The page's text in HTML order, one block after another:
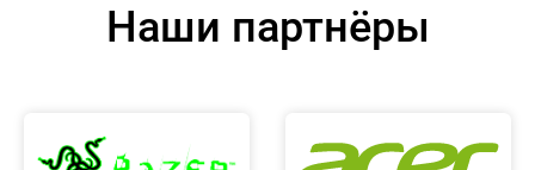
Наши партнёры